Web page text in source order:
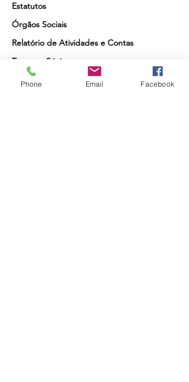
Estatutos
Órgãos Sociais
Relatório de Atividades e Contas
Torne-se Sócio
Phone Email Facebook